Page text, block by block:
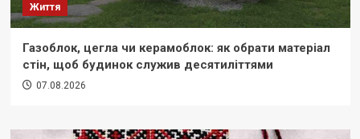
Життя
Газоблок, цегла чи керамоблок: як обрати матеріал
стін, щоб будинок служив десятиліттями
07.08.2026